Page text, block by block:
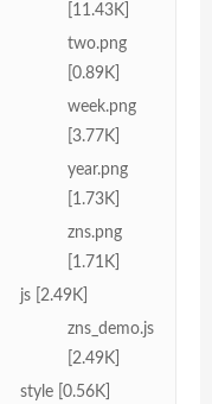
[11.43K]
two.png
[0.89K]
week.png
[3.77K]
year.png
[1.73K]
zns.png
[1.71K]
js [2.49K]
zns_demo.js
[2.49K]
style [0.56K]